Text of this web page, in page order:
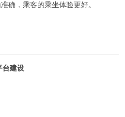
确，乘客的乘坐体验更好。
台建设